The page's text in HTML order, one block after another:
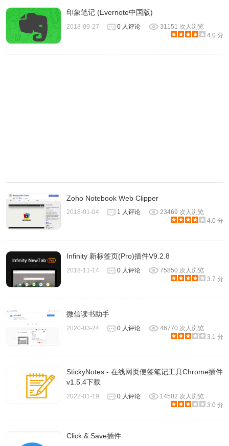
1)默认笔记给用户提供了更大的操作空间，用户想要写什么
内容都可以自定义：
印象笔记 (Evernote中国版)
2018-09-27 0 人评论
31151 次人浏览
4.0 分
Zoho Notebook Web Clipper
2018-01-04 1 人评论
23469 次人浏览
4.0 分
Infinity 新标签页(Pro)插件V9.2.8
2018-11-14 0 人评论
75850 次人浏览
3.7 分
微信读书助手
2020-03-24 0 人评论
46770 次人浏览
3.1 分
StickyNotes - 在线网页便签笔记工具Chrome插件
v1.5.4下载
2022-01-19 0 人评论
14502 次人浏览
3.0 分
Click & Save插件